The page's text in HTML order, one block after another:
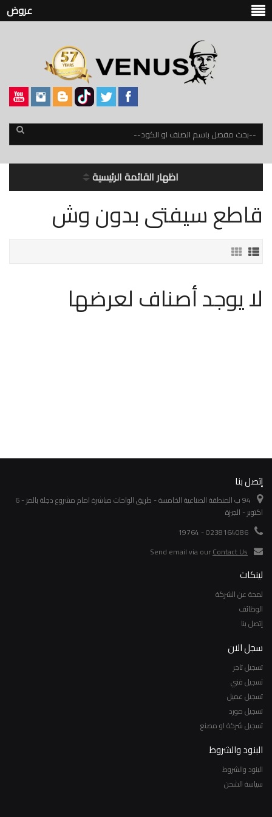
عروض
اظهار القائمة الرئيسية
قاطع سيفتى بدون وش
لا يوجد أصناف لعرضها
إتصل بنا
94 ب المنطقة الصناعية الخامسة - طريق الواحات مباشرة امام مشروع دجلة بالمز - 6
اكتوبر - الجيزة
0238164086 - 19764
Send email via ourContact Us
لينكات
لمحة عن الشركة
الوظائف
إتصل بنا
سجل الان
تسجيل تاجر
تسجيل فني
تسجيل عميل
تسجيل مورد
تسجيل شركة او مصنع
البنود والشروط
البنود والشروط
سياسة الشحن